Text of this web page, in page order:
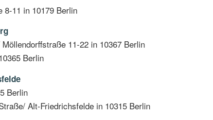
in 10179 Berlin
11-22 in 10367 Berlin
Berlin
Alt-Friedrichsfelde in 10315 Berlin